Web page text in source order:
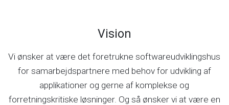
Vision
Vi ønsker at være det foretrukne softwareudviklingshus
for samarbejdspartnere med behov for udvikling af
applikationer og gerne af komplekse og
forretningskritiske løsninger. Og så ønsker vi at være en